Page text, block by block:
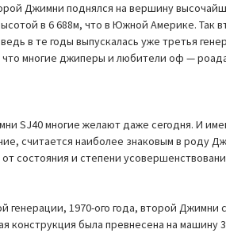
Джимни поднялся на вершину
в 6 688м, что в Южной Америке. Так
в те годы выпускалась уже третья
что многие джиперы и любители оф —
SJ40 многие желают даже сегодня. И
считается наиболее знаковым в роду
состояния и степени
генерации, 1970-ого года, второй Джимни
конструкция была превнесена на машину